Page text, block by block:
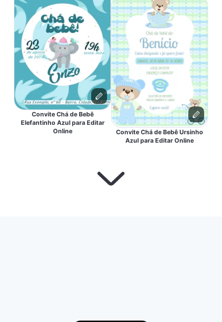
Convite Chá de Bebê
Elefantinho Azul para Editar
Online
Convite Chá de Bebê Ursinho
Azul para Editar Online